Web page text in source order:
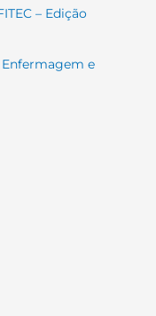
– Edição
Enfermagem e